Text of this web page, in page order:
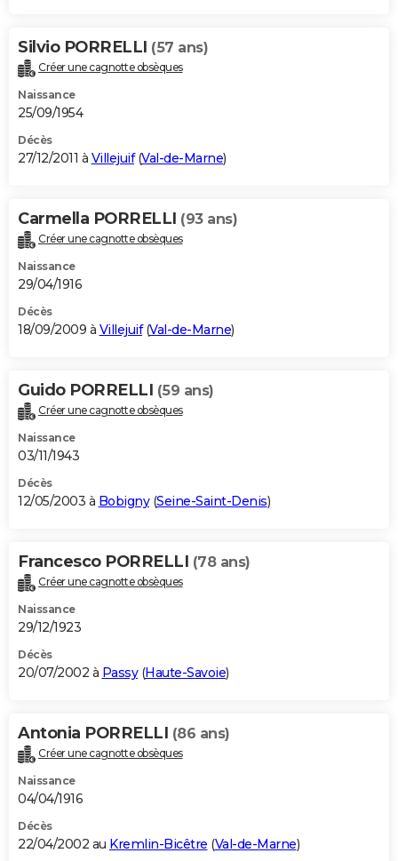
Silvio PORRELLI (57 ans)
Créer une cagnotte obsèques
Naissance
25/09/1954
Décès
27/12/2011 à Villejuif(Val-de-Marne)
Carmella PORRELLI (93 ans)
Créer une cagnotte obsèques
Naissance
29/04/1916
Décès
18/09/2009 à Villejuif(Val-de-Marne)
Guido PORRELLI (59 ans)
Créer une cagnotte obsèques
Naissance
03/11/1943
Décès
12/05/2003 à Bobigny(Seine-Saint-Denis)
Francesco PORRELLI (78 ans)
Créer une cagnotte obsèques
Naissance
29/12/1923
Décès
20/07/2002 à Passy(Haute-Savoie)
Antonia PORRELLI (86 ans)
Créer une cagnotte obsèques
Naissance
04/04/1916
Décès
22/04/2002 au Kremlin-Bicêtre (Val-de-Marne)